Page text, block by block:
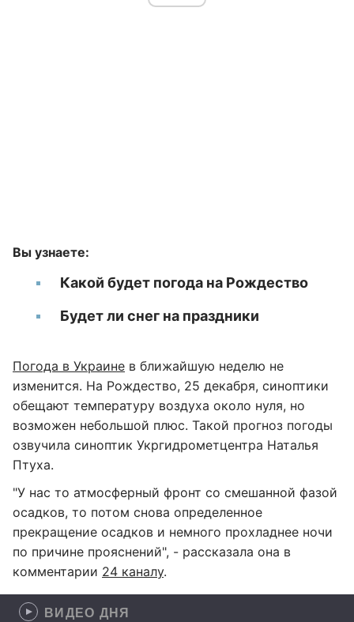
Вы узнаете:
Какой будет погода на Рождество
Будет ли снег на праздники
Погода в Украине в ближайшую неделю не
изменится. На Рождество, 25 декабря, синоптики
обещают температуру воздуха около нуля, но
возможен небольшой плюс. Такой прогноз погоды
озвучила синоптик Укргидрометцентра Наталья
Птуха.
"У нас то атмосферный фронт со смешанной фазой
осадков, то потом снова определенное
прекращение осадков и немного прохладнее ночи
по причине прояснений", - рассказала она в
комментарии 24 каналу.
ВИДЕО ДНЯ